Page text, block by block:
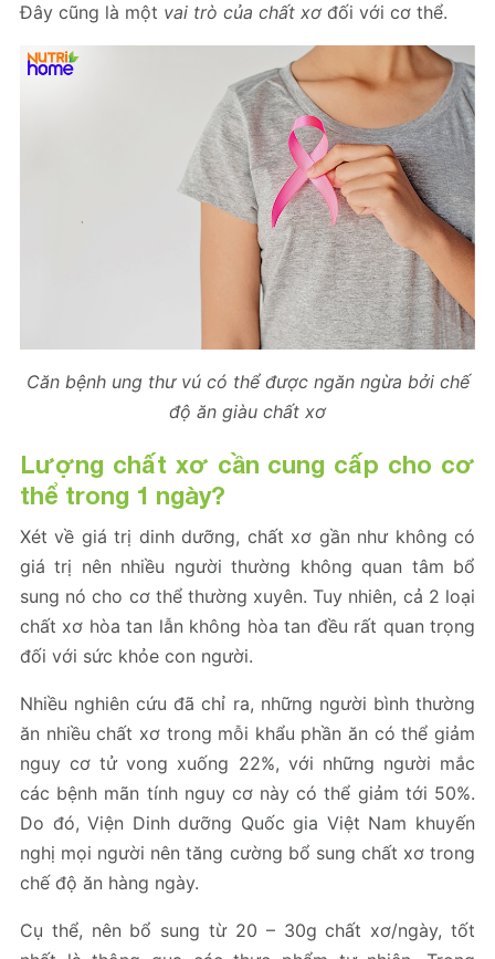
Đây cũng là một vai trò của chất xơ đối với cơ thể.
Căn bệnh ung thư vú có thể được ngăn ngừa bởi chế
độ ăn giàu chất xơ
Lượng chất xơ cần cung cấp cho cơ
thể trong 1 ngày?
Xét về giá trị dinh dưỡng, chất xơ gần như không có
giá trị nên nhiều người thường không quan tâm bổ
sung nó cho cơ thể thường xuyên. Tuy nhiên, cả 2 loại
chất xơ hòa tan lẫn không hòa tan đều rất quan trọng
đối với sức khỏe con người.
Nhiều nghiên cứu đã chỉ ra, những người bình thường
ăn nhiều chất xơ trong mỗi khẩu phần ăn có thể giảm
nguy cơ tử vong xuống 22%, với những người mắc
các bệnh mãn tính nguy cơ này có thể giảm tới 50%.
Do đó, Viện Dinh dưỡng Quốc gia Việt Nam khuyến
nghị mọi người nên tăng cường bổ sung chất xơ trong
chế độ ăn hàng ngày.
Cụ thể, nên bổ sung từ 20 – 30g chất xơ/ngày, tốt